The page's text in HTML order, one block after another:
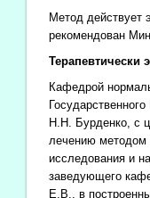
Метод действует
рекомендован
Терапевтически
Кафедрой
Н.Н. Бурденко, с
лечению методом
исследования и
заведующего
Е.В., в